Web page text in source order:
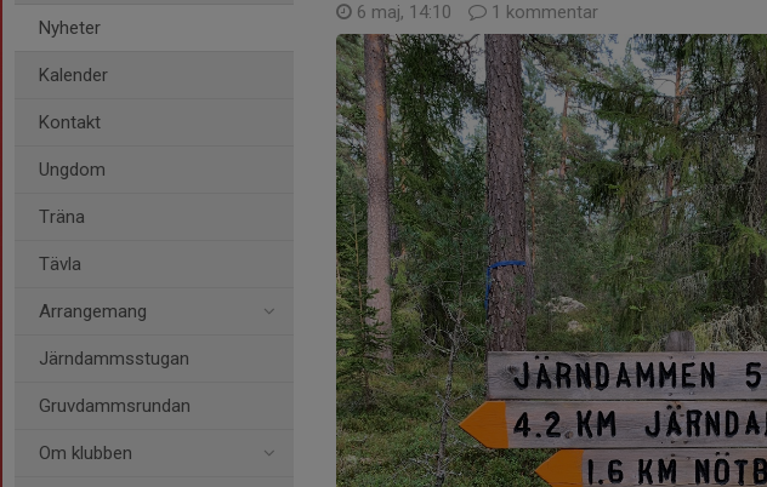
Nyheter
Kalender
Kontakt
Ungdom
Träna
Tävla
Arrangemang
Järndammsstugan
Gruvdammsrundan
Om klubben
6 maj, 14:10 1 kommentar